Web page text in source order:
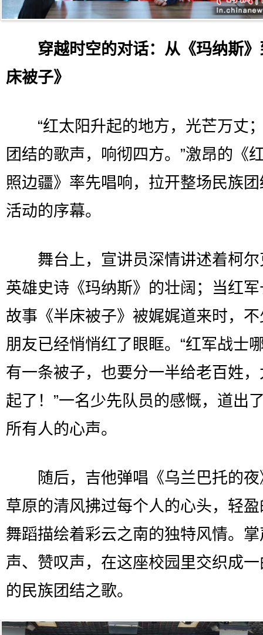
穿越时空的对话：从《玛纳斯
床被子》
“红太阳升起的地方，光芒万丈
团结的歌声，响彻四方。”激昂的《
照边疆》率先唱响，拉开整场民族
活动的序幕。
舞台上，宣讲员深情讲述着柯尔
英雄史诗《玛纳斯》的壮阔；当红
故事《半床被子》被娓娓道来时，
朋友已经悄悄红了眼眶。“红军战士
有一条被子，也要分一半给老百姓
起了！”一名少先队员的感慨，道出
所有人的心声。
随后，吉他弹唱《乌兰巴托的夜
草原的清风拂过每个人的心头，轻
舞蹈描绘着彩云之南的独特风情。
声、赞叹声，在这座校园里交织成
的民族团结之歌。